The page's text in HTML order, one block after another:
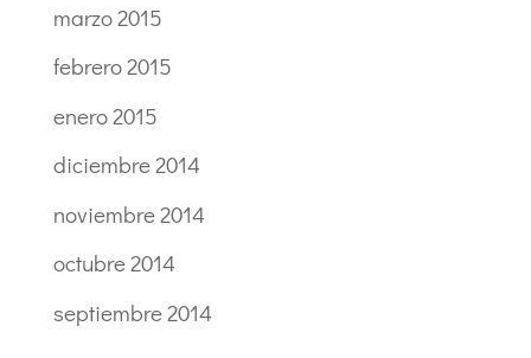
marzo 2015
febrero 2015
enero 2015
diciembre 2014
noviembre 2014
octubre 2014
septiembre 2014